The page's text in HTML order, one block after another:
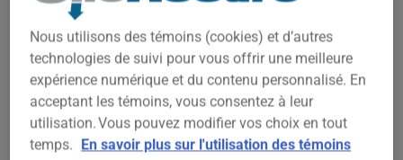
2 250$
2 500$
2 750$
Nous utilisons des témoins (cookies) et d’autres
technologies de suivi pour vous offrir une meilleure
expérience numérique et du contenu personnalisé. En
acceptant les témoins, vous consentez à leur
utilisation. Vous pouvez modifier vos choix en tout
temps. En savoir plus sur l'utilisation des témoins